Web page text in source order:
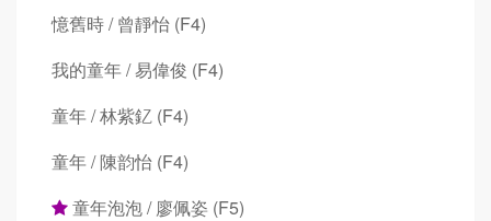
憶舊時 / 曾靜怡 (F4)
我的童年 / 易偉俊 (F4)
童年 / 林紫釔 (F4)
童年 / 陳韵怡 (F4)
童年泡泡 / 廖佩姿 (F5)